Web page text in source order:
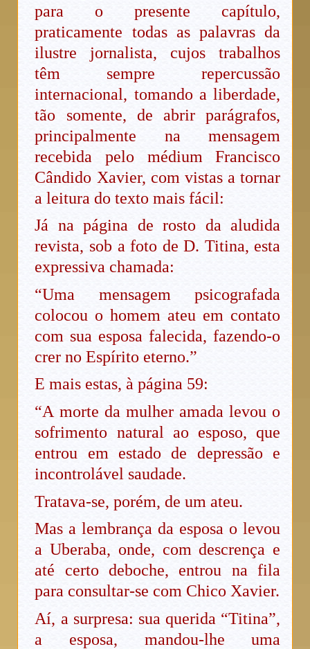
para o presente capítulo,
praticamente todas as palavras da
ilustre jornalista, cujos trabalhos
têm sempre repercussão
internacional, tomando a liberdade,
tão somente, de abrir parágrafos,
principalmente na mensagem
recebida pelo médium Francisco
Cândido Xavier, com vistas a tornar
a leitura do texto mais fácil:
Já na página de rosto da aludida
revista, sob a foto de D. Titina, esta
expressiva chamada:
“Uma mensagem psicografada
colocou o homem ateu em contato
com sua esposa falecida, fazendo-o
crer no Espírito eterno.”
E mais estas, à página 59:
“A morte da mulher amada levou o
sofrimento natural ao esposo, que
entrou em estado de depressão e
incontrolável saudade.
Tratava-se, porém, de um ateu.
Mas a lembrança da esposa o levou
a Uberaba, onde, com descrença e
até certo deboche, entrou na fila
para consultar-se com Chico Xavier.
Aí, a surpresa: sua querida “Titina”,
a esposa, mandou-lhe uma